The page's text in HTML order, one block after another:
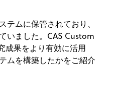
ムに保管されており、
いました。CAS Custom
成果をより有効に活用
ムを構築したかをご紹介